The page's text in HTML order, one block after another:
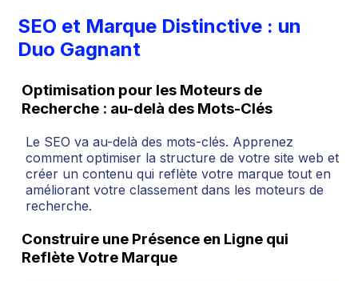
SEO et Marque Distinctive : un
Duo Gagnant
Optimisation pour les Moteurs de
Recherche : au-delà des Mots-Clés
Le SEO va au-delà des mots-clés. Apprenez
comment optimiser la structure de votre site web et
créer un contenu qui reflète votre marque tout en
améliorant votre classement dans les moteurs de
recherche.
Construire une Présence en Ligne qui
Reflète Votre Marque